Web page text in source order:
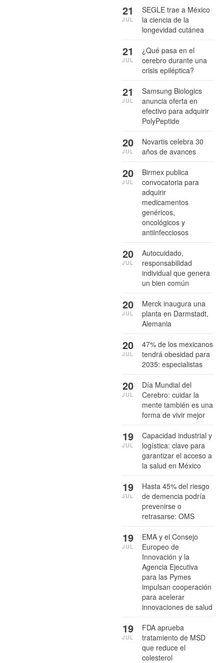
SEGLE trae a México
la ciencia de la
longevidad cutánea
21
JUL
¿Qué pasa en el
cerebro durante una
crisis epiléptica?
21
JUL
Samsung Biologics
anuncia oferta en
efectivo para adquirir
PolyPeptide
21
JUL
Novartis celebra 30
años de avances
20
JUL
Birmex publica
convocatoria para
adquirir
medicamentos
genéricos,
oncológicos y
antiinfecciosos
20
JUL
Autocuidado,
responsabilidad
individual que genera
un bien común
20
JUL
Merck inaugura una
planta en Darmstadt,
Alemania
20
JUL
47% de los mexicanos
tendrá obesidad para
2035: especialistas
20
JUL
Día Mundial del
Cerebro: cuidar la
mente también es una
forma de vivir mejor
20
JUL
Capacidad industrial y
logística: clave para
garantizar el acceso a
la salud en México
19
JUL
Hasta 45% del riesgo
de demencia podría
prevenirse o
retrasarse: OMS
19
JUL
EMA y el Consejo
Europeo de
Innovación y la
Agencia Ejecutiva
para las Pymes
impulsan cooperación
para acelerar
innovaciones de salud
19
JUL
FDA aprueba
tratamiento de MSD
que reduce el
colesterol
19
JUL